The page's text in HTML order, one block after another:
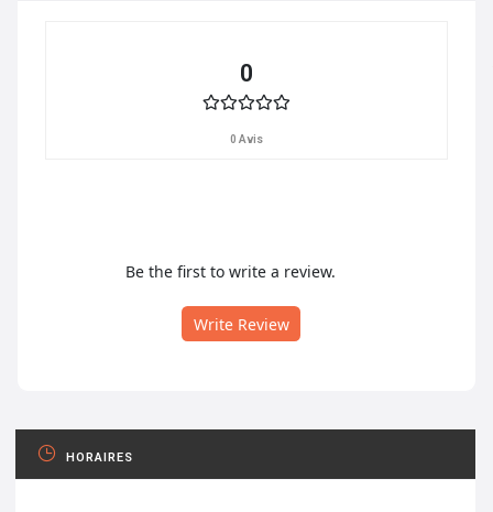
0
0 Avis
Be the first to write a review.
Write Review
HORAIRES